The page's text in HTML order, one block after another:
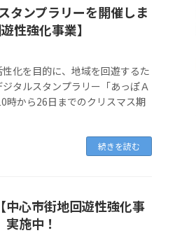
タンプラリーを開催しま
性強化事業】
化を目的に、地域を回遊するた
タルスタンプラリー「あっぽＡ
時から26日までのクリスマス期
続きを読む
中心市街地回遊性強化事
施中！